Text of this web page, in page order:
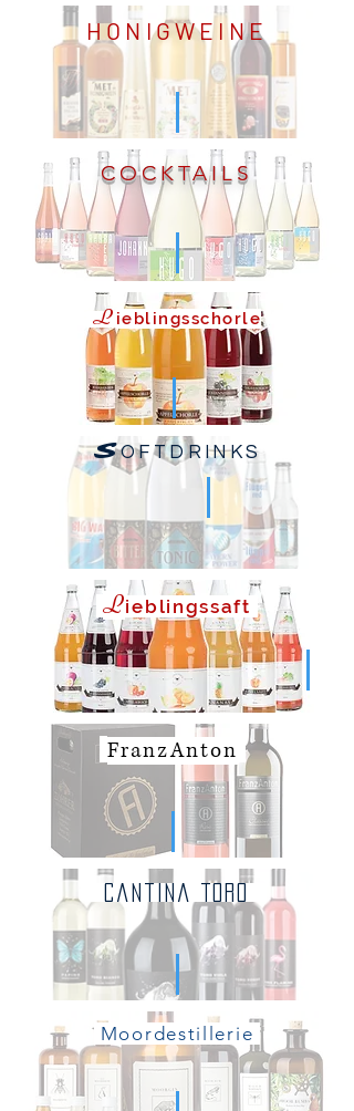
HONIGWEINE
COCKTAILS
L ieblingsschorle
SOFTDRINKS
Lieblingssaft
FranzAnton
Cantina Toro
Moordestillerie